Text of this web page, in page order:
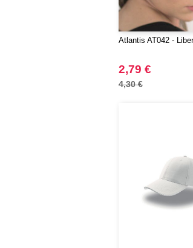
Atlantis AT042 -
2,79 €
4,30 €